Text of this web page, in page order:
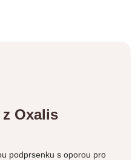
Oxalis
podprsenku s oporou pro